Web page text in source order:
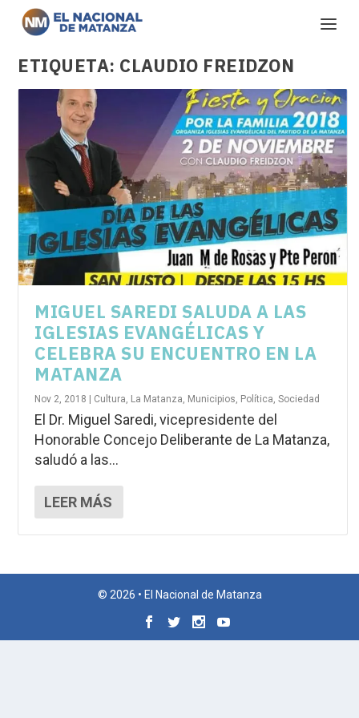
ETIQUETA: CLAUDIO FREIDZON
MIGUEL SAREDI SALUDA A LAS
IGLESIAS EVANGÉLICAS Y
CELEBRA SU ENCUENTRO EN LA
MATANZA
Nov 2, 2018 Cultura, La Matanza, Municipios, Política,Sociedad
El Dr. Miguel Saredi, vicepresidente del
Honorable Concejo Deliberante de La Matanza,
saludó a las...
LEER MÁS
© 2026 • El Nacional de Matanza